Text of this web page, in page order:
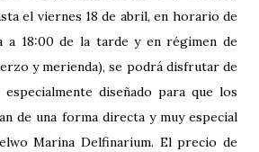
el viernes 18 de abril, en horario de
a 18:00 de la tarde y en régimen de
y merienda), se podrá disfrutar de
diseñado para que los
de una forma directa y muy especial
Marina Delfinarium. El precio de